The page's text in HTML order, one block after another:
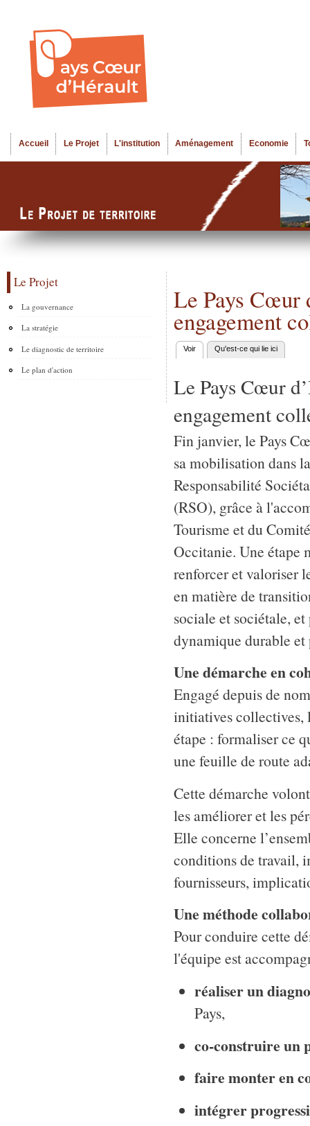
Menu principal
Accueil Le Projet L'institution Aménagement Economie
Le Projet
La gouvernance
La stratégie
Le diagnostic de territoire
Le plan d'action
Le Pays Cœur
engagement
Onglets principaux
Voir (onglet actif)
Qu'est-ce qui lie ici
Le Pays Cœur
engagement
Fin janvier, le Pays
sa mobilisation dans
Responsabilité
(RSO), grâce à
Tourisme et du
Occitanie. Une étape
renforcer et valoriser
en matière de
sociale et sociétale,
dynamique durable et
Une démarche en
Engagé depuis de
initiatives collectives,
étape : formaliser ce
une feuille de route
Cette démarche
les améliorer et les
Elle concerne
conditions de travail,
fournisseurs,
Une méthode
Pour conduire cette
l'équipe est
réaliser un
Pays,
co-construire un
faire monter en
intégrer